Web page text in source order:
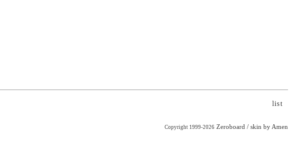
list
Copyright 1999-2026 Zeroboard / skin by Amen